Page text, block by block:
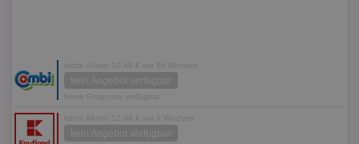
letzte Aktion 10,49 € vor 86 Wochen
kein Angebot verfügbar
keine Prognose verfügbar
letzte Aktion 12,99 € vor 9 Wochen
kein Angebot verfügbar